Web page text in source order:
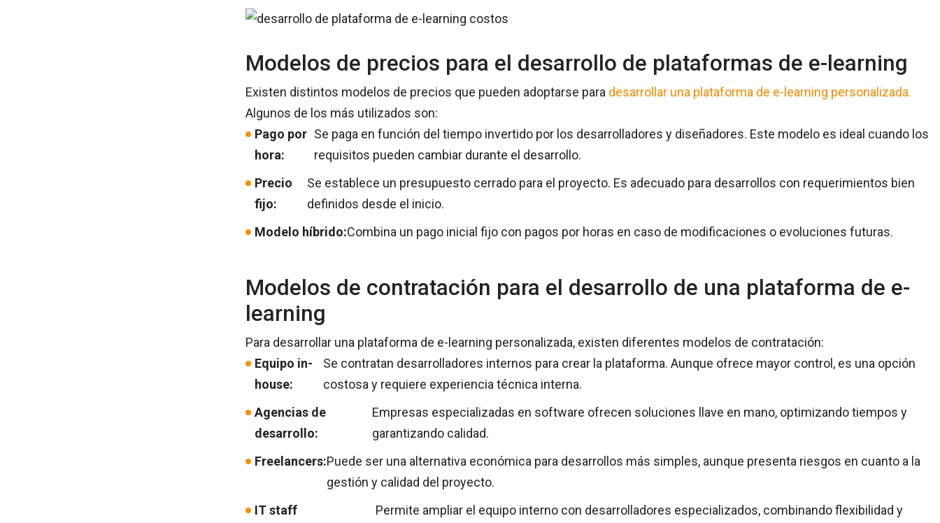
Modelos de precios para el desarrollo de plataformas de e-learning
Existen distintos modelos de precios que pueden adoptarse para desarrollar una plataforma de e-learning personalizada.
Algunos de los más utilizados son:
Pago por
hora:
Se paga en función del tiempo invertido por los desarrolladores y diseñadores. Este modelo es ideal cuando los
requisitos pueden cambiar durante el desarrollo.
Precio
fijo:
Se establece un presupuesto cerrado para el proyecto. Es adecuado para desarrollos con requerimientos bien
definidos desde el inicio.
Modelo híbrido:Combina un pago inicial fijo con pagos por horas en caso de modificaciones o evoluciones futuras.
Modelos de contratación para el desarrollo de una plataforma de e-
learning
Para desarrollar una plataforma de e-learning personalizada, existen diferentes modelos de contratación:
Equipo in-
house:
Se contratan desarrolladores internos para crear la plataforma. Aunque ofrece mayor control, es una opción
costosa y requiere experiencia técnica interna.
Agencias de
desarrollo:
Empresas especializadas en software ofrecen soluciones llave en mano, optimizando tiempos y
garantizando calidad.
Freelancers:Puede ser una alternativa económica para desarrollos más simples, aunque presenta riesgos en cuanto a la
gestión y calidad del proyecto.
IT staff
Permite ampliar el equipo interno con desarrolladores especializados, combinando flexibilidad y